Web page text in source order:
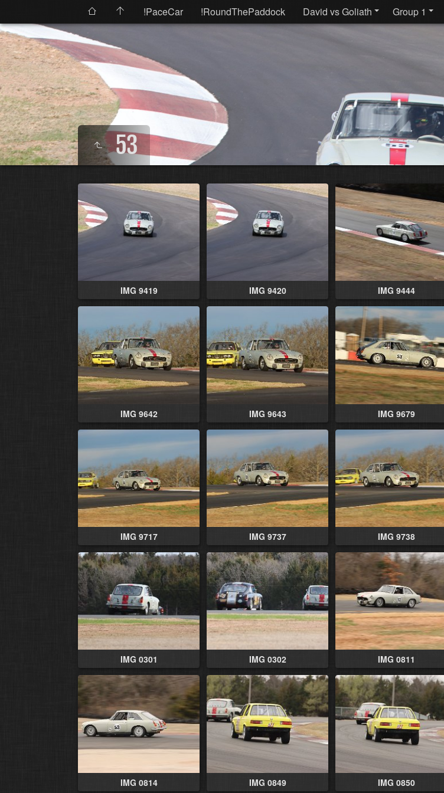
!PaceCar !RoundThePaddock David vs Goliath Group 1
53
IMG 9419 IMG 9420 IMG 9444
IMG 9642 IMG 9643 IMG 9679
IMG 9717 IMG 9737 IMG 9738
IMG 0301 IMG 0302 IMG 0811
IMG 0814 IMG 0849 IMG 0850